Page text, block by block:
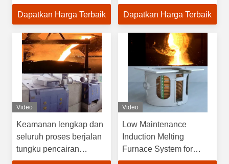
Aluminium Shell
Furnace dengan Operasi
Dapatkan Harga Terbaik
Ditingkatkan Efisiensi
Energi
Dapatkan Harga Terbaik
Video
Keamanan lengkap dan
seluruh proses berjalan
tungku pencairan
induksi daya tahan tinggi
Video
Low Maintenance
Induction Melting
Furnace System for
Melting Copper